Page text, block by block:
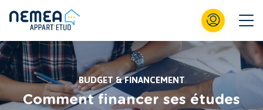
BUDGET & FINANCEMENT
Comment financer ses études